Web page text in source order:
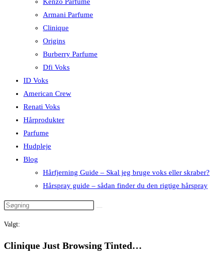
Armani Parfume
Clinique
Origins
Burberry Parfume
Dfi Voks
ID Voks
American Crew
Renati Voks
Hårprodukter
Parfume
Hudpleje
Blog
Hårfjerning Guide – Skal jeg bruge voks eller skraber?
Hårspray guide – sådan finder du den rigtige hårspray
Valgt:
Clinique Just Browsing Tinted…